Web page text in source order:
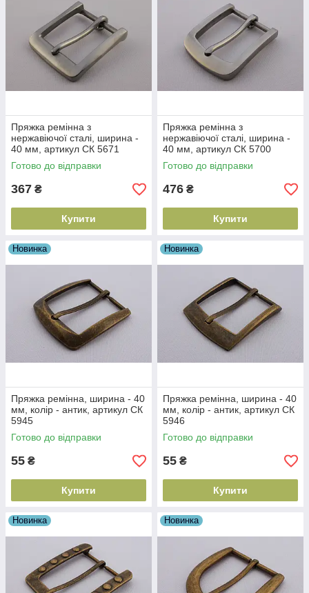
Пряжка ремінна з
нержавіючої сталі, ширина -
40 мм, артикул СК 5671
Готово до відправки
367 ₴
Купити
Пряжка ремінна з
нержавіючої сталі, ширина -
40 мм, артикул СК 5700
Готово до відправки
476 ₴
Купити
Новинка
Пряжка ремінна, ширина - 40
мм, колір - антик, артикул СК
5945
Готово до відправки
55 ₴
Купити
Новинка
Пряжка ремінна, ширина - 40
мм, колір - антик, артикул СК
5946
Готово до відправки
55 ₴
Купити
Новинка Новинка